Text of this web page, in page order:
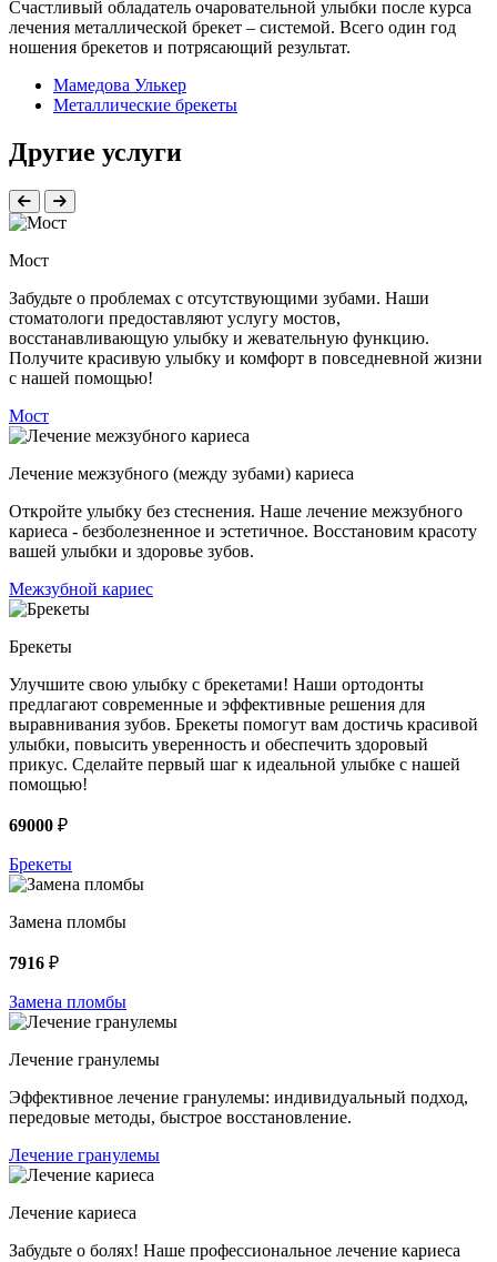
Счастливый обладатель очаровательной улыбки после курса
лечения металлической брекет – системой. Всего один год
ношения брекетов и потрясающий результат.
Мамедова Улькер
Металлические брекеты
Другие услуги
Мост
Забудьте о проблемах с отсутствующими зубами. Наши
стоматологи предоставляют услугу мостов,
восстанавливающую улыбку и жевательную функцию.
Получите красивую улыбку и комфорт в повседневной жизни
с нашей помощью!
Мост
Лечение межзубного (между зубами) кариеса
Откройте улыбку без стеснения. Наше лечение межзубного
кариеса - безболезненное и эстетичное. Восстановим красоту
вашей улыбки и здоровье зубов.
Межзубной кариес
Брекеты
Улучшите свою улыбку с брекетами! Наши ортодонты
предлагают современные и эффективные решения для
выравнивания зубов. Брекеты помогут вам достичь красивой
улыбки, повысить уверенность и обеспечить здоровый
прикус. Сделайте первый шаг к идеальной улыбке с нашей
помощью!
69000 ₽
Брекеты
Замена пломбы
7916 ₽
Замена пломбы
Лечение гранулемы
Эффективное лечение гранулемы: индивидуальный подход,
передовые методы, быстрое восстановление.
Лечение гранулемы
Лечение кариеса
Забудьте о болях! Наше профессиональное лечение кариеса